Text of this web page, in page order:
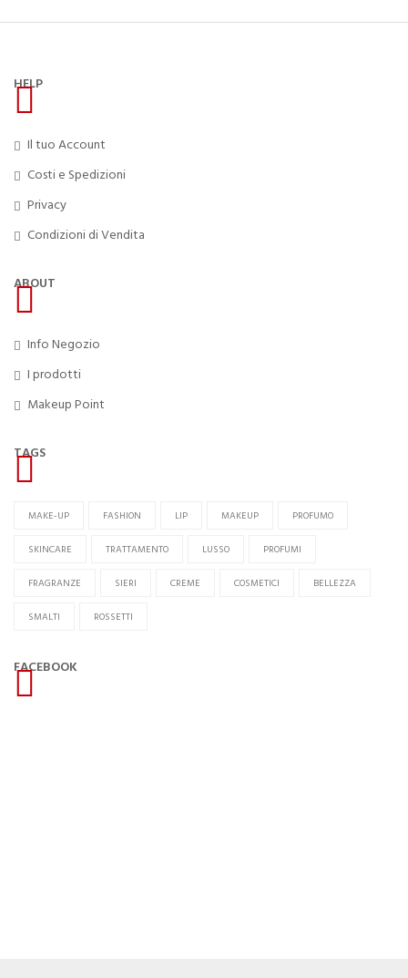
HELP
Il tuo Account
Costi e Spedizioni
Privacy
Condizioni di Vendita
ABOUT
Info Negozio
I prodotti
Makeup Point
TAGS
MAKE-UP FASHION LIP MAKEUP PROFUMO
SKINCARE TRATTAMENTO LUSSO PROFUMI
FRAGRANZE SIERI CREME COSMETICI BELLEZZA
SMALTI ROSSETTI
FACEBOOK